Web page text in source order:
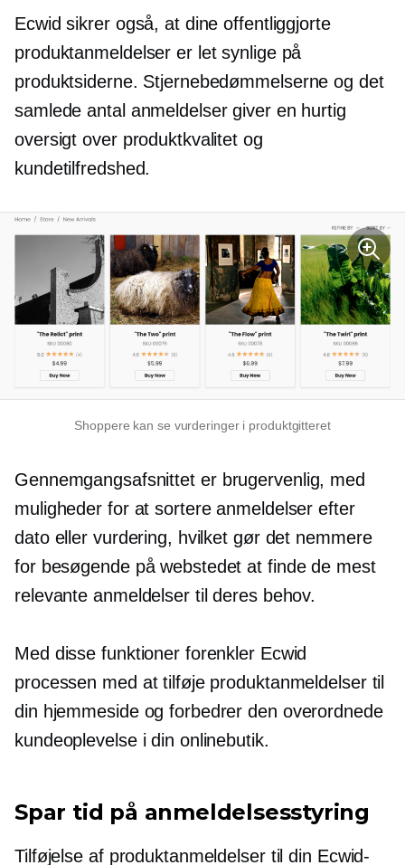
Ecwid sikrer også, at dine offentliggjorte
produktanmeldelser er let synlige på
produktsiderne. Stjernebedømmelserne og det
samlede antal anmeldelser giver en hurtig
oversigt over produktkvalitet og
kundetilfredshed.
Shoppere kan se vurderinger i produktgitteret
Gennemgangsafsnittet er brugervenlig, med
muligheder for at sortere anmeldelser efter
dato eller vurdering, hvilket gør det nemmere
for besøgende på webstedet at finde de mest
relevante anmeldelser til deres behov.
Med disse funktioner forenkler Ecwid
processen med at tilføje produktanmeldelser til
din hjemmeside og forbedrer den overordnede
kundeoplevelse i din onlinebutik.
Spar tid på anmeldelsesstyring
Tilføjelse af produktanmeldelser til din Ecwid-